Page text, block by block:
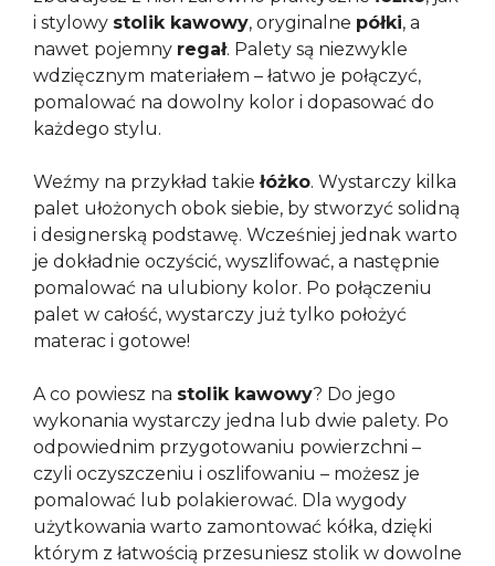
i stylowy stolik kawowy, oryginalne półki, a
nawet pojemny regał. Palety są niezwykle
wdzięcznym materiałem – łatwo je połączyć,
pomalować na dowolny kolor i dopasować do
każdego stylu.
Weźmy na przykład takiełóżko. Wystarczy kilka
palet ułożonych obok siebie, by stworzyć solidną
i designerską podstawę. Wcześniej jednak warto
je dokładnie oczyścić, wyszlifować, a następnie
pomalować na ulubiony kolor. Po połączeniu
palet w całość, wystarczy już tylko położyć
materac i gotowe!
A co powiesz na stolik kawowy? Do jego
wykonania wystarczy jedna lub dwie palety. Po
odpowiednim przygotowaniu powierzchni –
czyli oczyszczeniu i oszlifowaniu – możesz je
pomalować lub polakierować. Dla wygody
użytkowania warto zamontować kółka, dzięki
którym z łatwością przesuniesz stolik w dowolne